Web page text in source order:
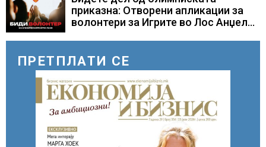
приказна: Отворени апликации за
волонтери за Игрите во Лос Анџелес
ПРЕТПЛАТИ СЕ